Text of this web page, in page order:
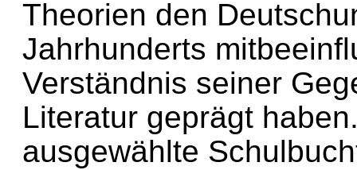
Theorien den
Jahrhunderts
Verständnis seiner
Literatur geprägt
ausgewählte